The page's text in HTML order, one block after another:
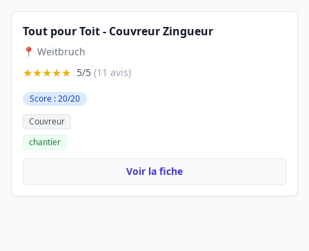
Tout pour Toit - Couvreur Zingueur
📍 Weitbruch
★★★★★ 5/5 (11 avis)
Score : 20/20
Couvreur
chantier
Voir la fiche